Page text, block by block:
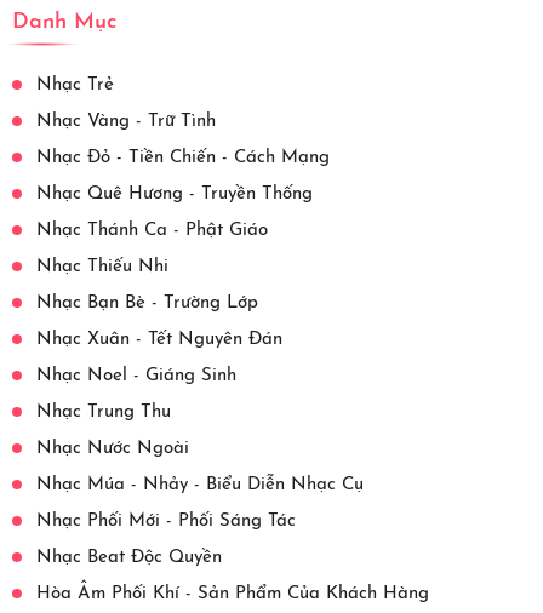
Danh Mục
Nhạc Trẻ
Nhạc Vàng - Trữ Tình
Nhạc Đỏ - Tiền Chiến - Cách Mạng
Nhạc Quê Hương - Truyền Thống
Nhạc Thánh Ca - Phật Giáo
Nhạc Thiếu Nhi
Nhạc Bạn Bè - Trường Lớp
Nhạc Xuân - Tết Nguyên Đán
Nhạc Noel - Giáng Sinh
Nhạc Trung Thu
Nhạc Nước Ngoài
Nhạc Múa - Nhảy - Biểu Diễn Nhạc Cụ
Nhạc Phối Mới - Phối Sáng Tác
Nhạc Beat Độc Quyền
Hòa Âm Phối Khí - Sản Phẩm Của Khách Hàng